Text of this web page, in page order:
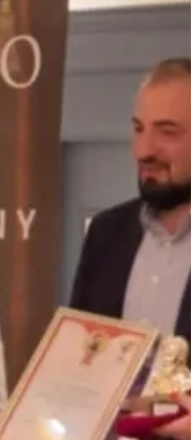
ნომინაციაში „ნაციონალური მუსიკის,
შეტანილი წვლილისთვის“, ფოლკლორულ
ინსტრუმენტულ ანსამბლ „ჩირაღდანს“ და მის
დამფუძნებელსა და სამხატვრო
მუსიკოსსა და ფოლკლორისტ გიორგი
მერაბიშვილს წარადგენს. ანსამბლი